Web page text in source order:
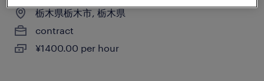
栃木県栃木市, 栃木県
contract
¥1400.00 per hour